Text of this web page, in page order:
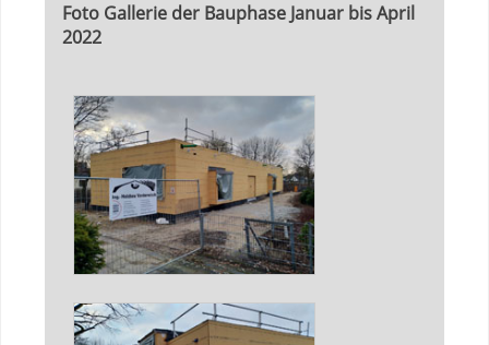
Foto Gallerie der Bauphase Januar bis April
2022